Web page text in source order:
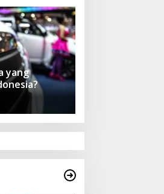
yang